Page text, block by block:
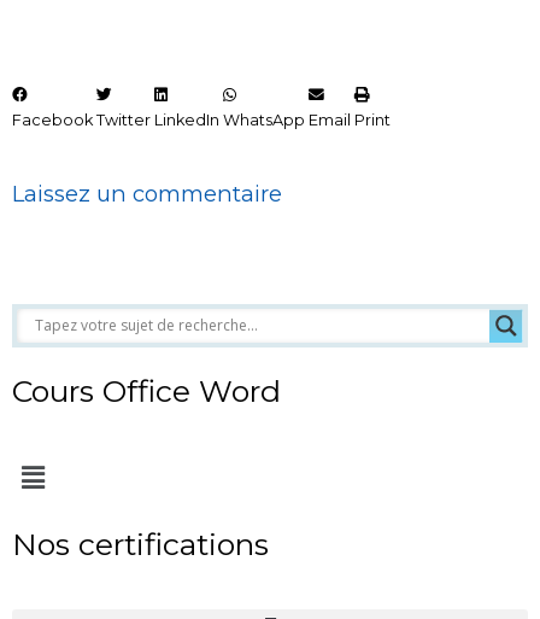
Facebook Twitter LinkedIn WhatsApp Email Print
Laissez un commentaire
Cours Office Word
Menu
Nos certifications